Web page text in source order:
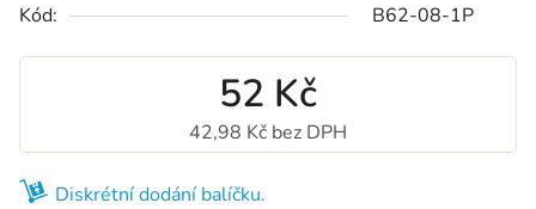
Kód:
B62-08-1P
52 Kč
42,98 Kč bez DPH
Diskrétní dodání balíčku.